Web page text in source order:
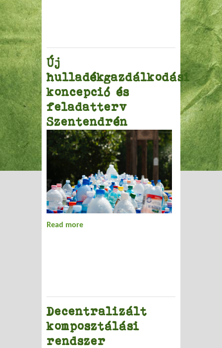
Új
hulladékgazdálkodási
koncepció és
feladatterv
Szentendrén
Read more
Decentralizált
komposztálási
rendszer